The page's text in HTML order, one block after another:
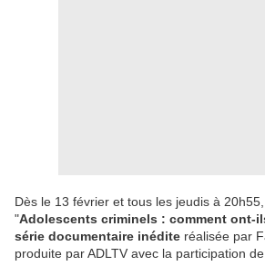
Dès le 13 février et tous les jeudis à 20h55,
"Adolescents criminels : comment ont-
série documentaire inédite réalisée par
produite par ADLTV avec la participation